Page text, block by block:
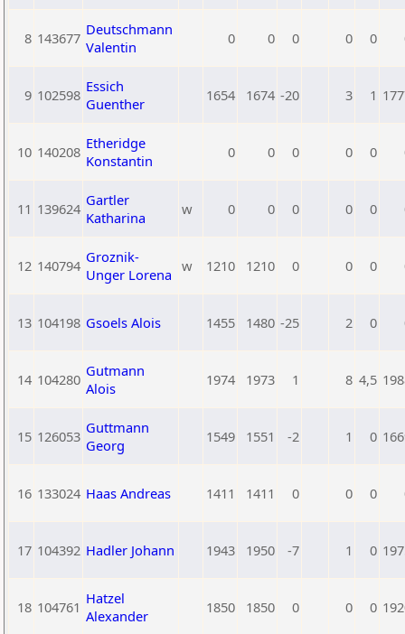
8 143677 Deutschmann
Valentin
0 0 0 0 0
9 102598 Essich
Guenther
1654 1674 -20 3 1
10 140208 Etheridge
Konstantin
0 0 0 0 0
11 139624 Gartler
Katharina
w 0 0 0 0 0
12 140794 Groznik-
Unger Lorena w 1210 1210 0 0 0
13 104198 Gsoels Alois 1455 1480 -25 2 0
14 104280 Gutmann
Alois
1974 1973 1 8 4,5
15 126053 Guttmann
Georg
1549 1551 -2 1 0
16 133024 Haas Andreas 1411 1411 0 0 0
17 104392 Hadler Johann 1943 1950 -7 1 0
18 104761 Hatzel
Alexander
1850 1850 0 0 0